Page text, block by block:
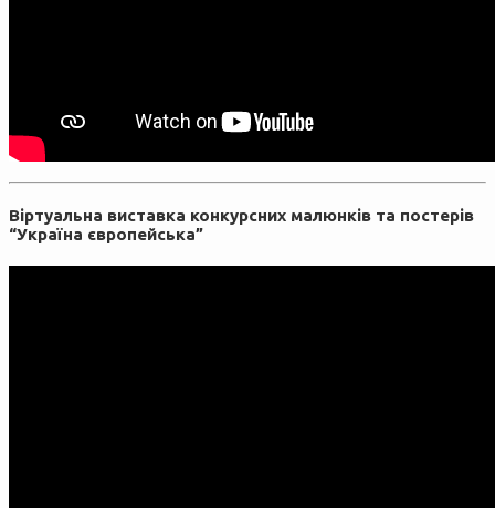
Віртуальна виставка конкурсних малюнків та постерів
“Україна європейська”